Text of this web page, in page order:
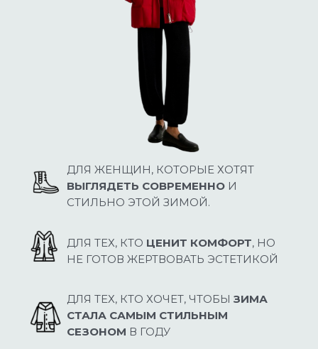
ДЛЯ ЖЕНЩИН, КОТОРЫЕ ХОТЯТ
ВЫГЛЯДЕТЬ СОВРЕМЕННО И
СТИЛЬНО ЭТОЙ ЗИМОЙ.
ДЛЯ ТЕХ, КТО ЦЕНИТ КОМФОРТ, НО
НЕ ГОТОВ ЖЕРТВОВАТЬ ЭСТЕТИКОЙ
ДЛЯ ТЕХ, КТО ХОЧЕТ, ЧТОБЫ ЗИМА
СТАЛА САМЫМ СТИЛЬНЫМ
СЕЗОНОМ В ГОДУ